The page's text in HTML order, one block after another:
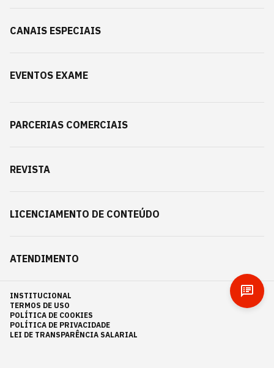
CANAIS ESPECIAIS
EVENTOS EXAME
PARCERIAS COMERCIAIS
REVISTA
LICENCIAMENTO DE CONTEÚDO
ATENDIMENTO
INSTITUCIONAL
TERMOS DE USO
POLÍTICA DE COOKIES
POLÍTICA DE PRIVACIDADE
LEI DE TRANSPARÊNCIA SALARIAL